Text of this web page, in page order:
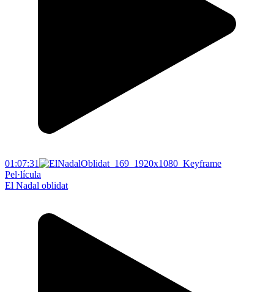
01:07:31
Pel·lícula
El Nadal oblidat